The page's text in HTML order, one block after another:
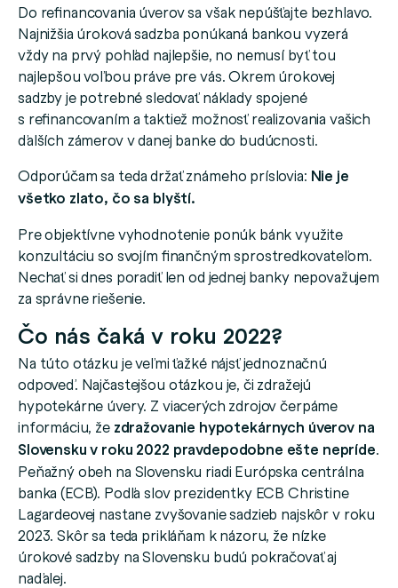
Do refinancovania úverov sa však nepúšťajte bezhlavo.
Najnižšia úroková sadzba ponúkaná bankou vyzerá
vždy na prvý pohľad najlepšie, no nemusí byť tou
najlepšou voľbou práve pre vás. Okrem úrokovej
sadzby je potrebné sledovať náklady spojené
s refinancovaním a taktiež možnosť realizovania vašich
ďalších zámerov v danej banke do budúcnosti.
Odporúčam sa teda držať známeho príslovia: Nie je
všetko zlato, čo sa blyští.
Pre objektívne vyhodnotenie ponúk bánk využite
konzultáciu so svojím finančným sprostredkovateľom.
Nechať si dnes poradiť len od jednej banky nepovažujem
za správne riešenie.
Čo nás čaká v roku 2022?
Na túto otázku je veľmi ťažké nájsť jednoznačnú
odpoveď. Najčastejšou otázkou je, či zdražejú
hypotekárne úvery. Z viacerých zdrojov čerpáme
informáciu, že zdražovanie hypotekárnych úverov na
Slovensku v roku 2022 pravdepodobne ešte nepríde.
Peňažný obeh na Slovensku riadi Európska centrálna
banka (ECB). Podľa slov prezidentky ECB Christine
Lagardeovej nastane zvyšovanie sadzieb najskôr v roku
2023. Skôr sa teda prikláňam k názoru, že nízke
úrokové sadzby na Slovensku budú pokračovať aj
naďalej.